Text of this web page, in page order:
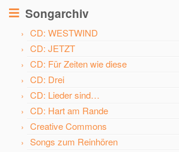
Songarchiv
CD: WESTWIND
CD: JETZT
CD: Für Zeiten wie diese
CD: Drei
CD: Lieder sind…
CD: Hart am Rande
Creative Commons
Songs zum Reinhören